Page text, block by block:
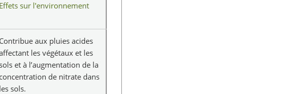
Effets sur l'environnement
Contribue aux pluies acides
les végétaux et les
et à l’augmentation de la
concentration de nitrate dans
les sols.